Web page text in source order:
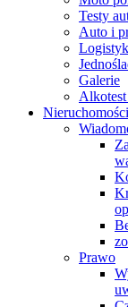
Testy
Auto i
Galerie
Nieruchomości
Prawo